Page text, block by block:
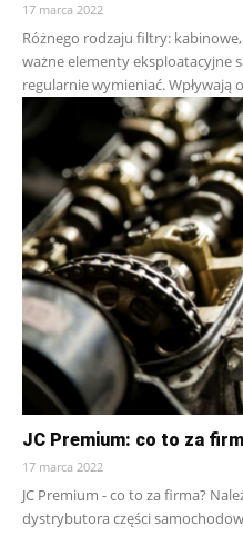
17 marca 2022
Różnego rodzaju filtry:
ważne elementy eksploatacyjne
regularnie wymieniać. Wpływają
JC Premium: co to za
17 marca 2022
JC Premium - co to za firma?
dystrybutora części